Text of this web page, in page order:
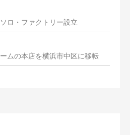
ロ・ファクトリー設立
ムの本店を横浜市中区に移転